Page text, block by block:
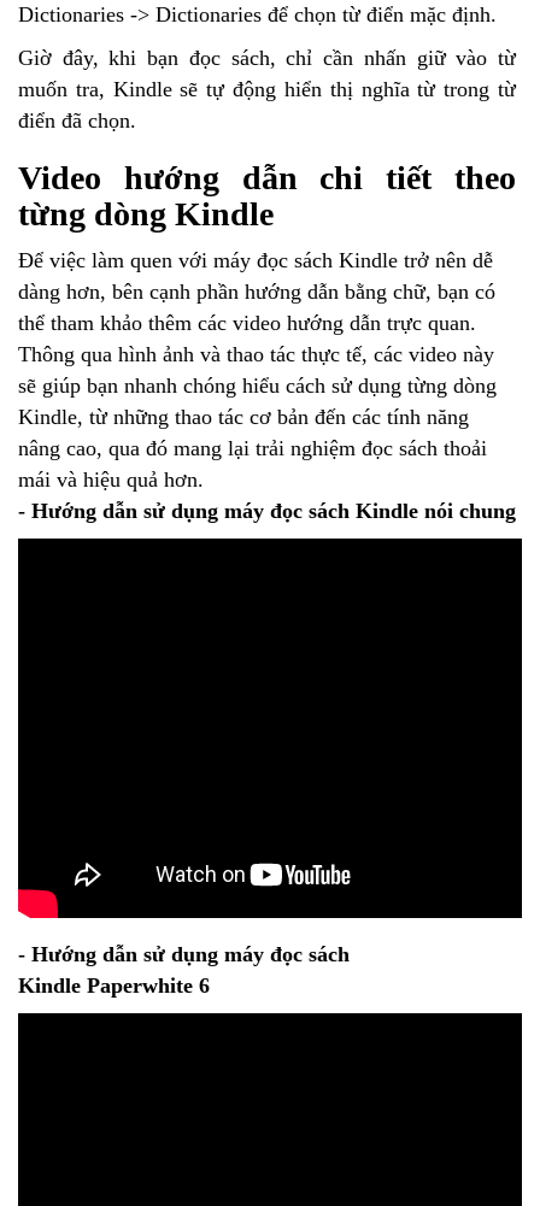
Dictionaries -> Dictionaries để chọn từ điển mặc định.
Giờ đây, khi bạn đọc sách, chỉ cần nhấn giữ vào từ
muốn tra, Kindle sẽ tự động hiển thị nghĩa từ trong từ
điển đã chọn.
Video hướng dẫn chi tiết theo
từng dòng Kindle
Để việc làm quen với máy đọc sách Kindle trở nên dễ
dàng hơn, bên cạnh phần hướng dẫn bằng chữ, bạn có
thể tham khảo thêm các video hướng dẫn trực quan.
Thông qua hình ảnh và thao tác thực tế, các video này
sẽ giúp bạn nhanh chóng hiểu cách sử dụng từng dòng
Kindle, từ những thao tác cơ bản đến các tính năng
nâng cao, qua đó mang lại trải nghiệm đọc sách thoải
mái và hiệu quả hơn.
- Hướng dẫn sử dụng máy đọc sách Kindle nói chung
- Hướng dẫn sử dụng máy đọc sách
Kindle Paperwhite 6